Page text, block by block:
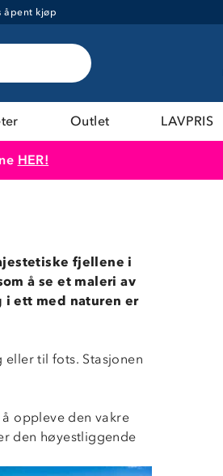
åpent kjøp
Outlet LAVPRIS
HER!
fjellene i
å se et maleri av
i ett med naturen er
eller til fots. Stasjonen
oppleve den vakre
den høyestliggende